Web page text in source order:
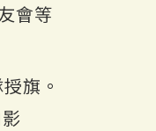
會等
旗。